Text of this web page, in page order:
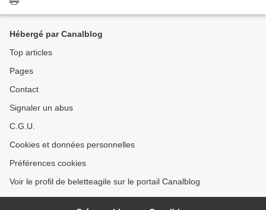
Hébergé par Canalblog
Top articles
Pages
Contact
Signaler un abus
C.G.U.
Cookies et données personnelles
Préférences cookies
Voir le profil de beletteagile sur le portail Canalblog